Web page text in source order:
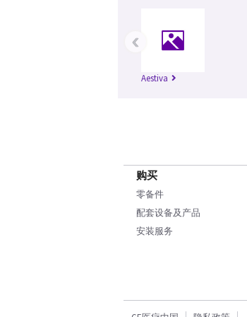
Aestiva
‹
购买
零备件
配套设备及产品
安装服务